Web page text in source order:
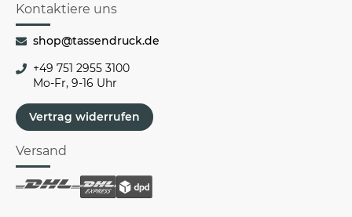
Kontaktiere uns
shop@tassendruck.de
+49 751 2955 3100
Mo-Fr, 9-16 Uhr
Vertrag widerrufen
Versand